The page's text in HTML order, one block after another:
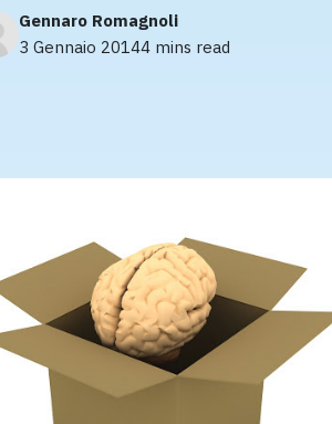
Gennaro Romagnoli
3 Gennaio 20144 mins read